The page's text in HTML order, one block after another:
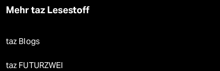
Mehr taz Lesestoff
taz Blogs
taz FUTURZWEI